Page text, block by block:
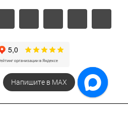
Напишите в МАХ